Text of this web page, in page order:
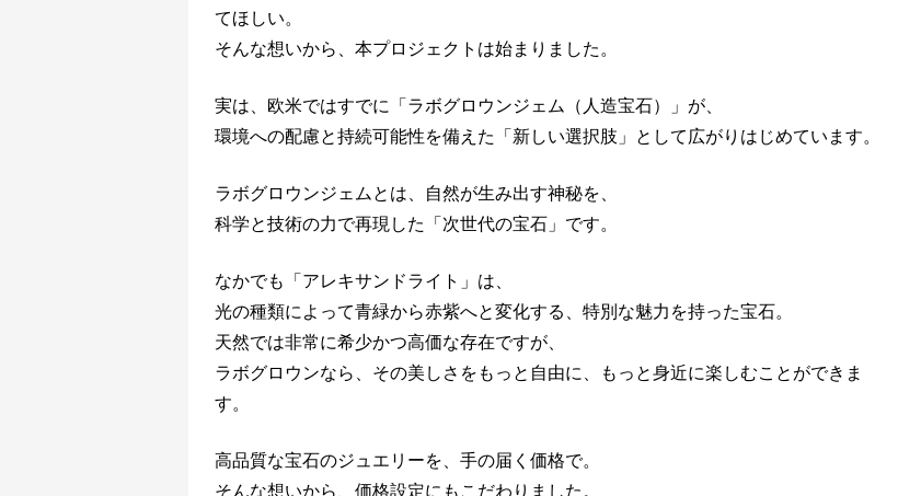
てほしい。
そんな想いから、本プロジェクトは始まりました。
実は、欧米ではすでに「ラボグロウンジェム（人造宝石）」が、
環境への配慮と持続可能性を備えた「新しい選択肢」として広がりはじめています。
ラボグロウンジェムとは、自然が生み出す神秘を、
科学と技術の力で再現した「次世代の宝石」です。
なかでも「アレキサンドライト」は、
光の種類によって青緑から赤紫へと変化する、特別な魅力を持った宝石。
天然では非常に希少かつ高価な存在ですが、
ラボグロウンなら、その美しさをもっと自由に、もっと身近に楽しむことができま
す。
高品質な宝石のジュエリーを、手の届く価格で。
そんな想いから、価格設定にもこだわりました。